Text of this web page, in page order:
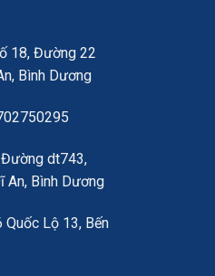
18, Đường 22
Bình Dương
Đường dt743,
An, Bình Dương
Quốc Lộ 13, Bến